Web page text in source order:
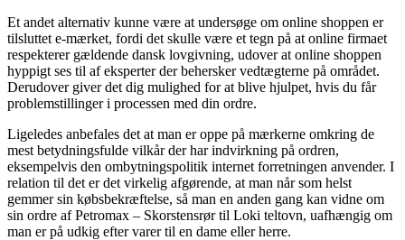
Et andet alternativ kunne være at undersøge om online shoppen er
tilsluttet e-mærket, fordi det skulle være et tegn på at online firmaet
respekterer gældende dansk lovgivning, udover at online shoppen
hyppigt ses til af eksperter der behersker vedtægterne på området.
Derudover giver det dig mulighed for at blive hjulpet, hvis du får
problemstillinger i processen med din ordre.
Ligeledes anbefales det at man er oppe på mærkerne omkring de
mest betydningsfulde vilkår der har indvirkning på ordren,
eksempelvis den ombytningspolitik internet forretningen anvender. I
relation til det er det virkelig afgørende, at man når som helst
gemmer sin købsbekræftelse, så man en anden gang kan vidne om
sin ordre af Petromax – Skorstensrør til Loki teltovn, uafhængig om
man er på udkig efter varer til en dame eller herre.